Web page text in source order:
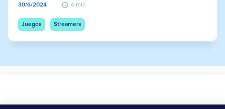
30/6/2024 4 min
Juegos Streamers